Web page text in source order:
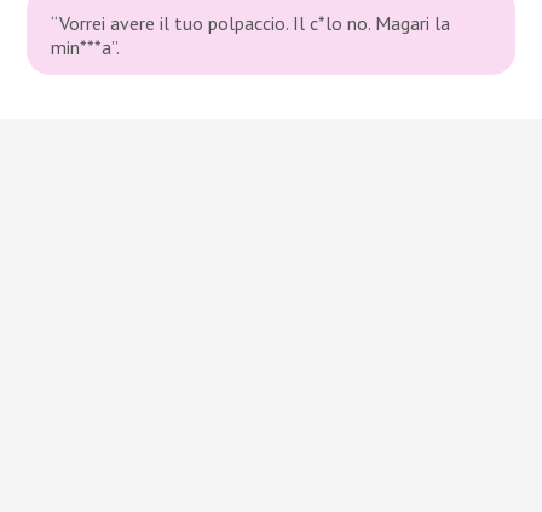
“Vorrei avere il tuo polpaccio. Il c*lo no. Magari la
min***a”.